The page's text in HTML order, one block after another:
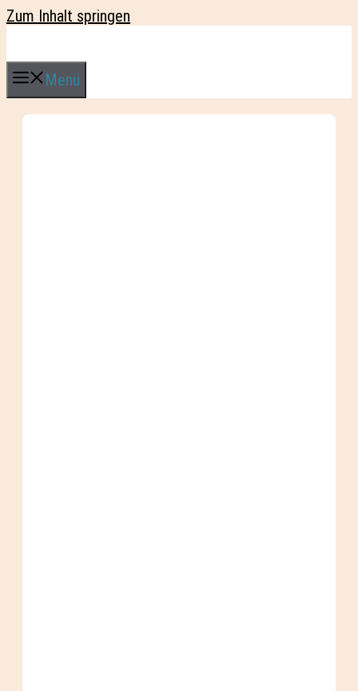
Zum Inhalt springen
Menü